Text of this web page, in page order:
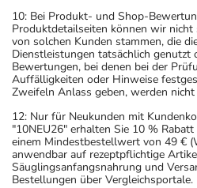
- Vorsicht bei Allergie gegen
Stoffe!
- Vorsicht bei Allergie gegen
haltige Stoffe!
- Vorsicht bei einer
Sie den Zuckergehalt
- Es kann Arzneimittel geben,
Wechselwirkungen auftreten.
generell vor der Behandlung
10: Bei Produkt- und Shop-
Produktdetailseiten können wir nicht
von solchen Kunden stammen, die
Dienstleistungen tatsächlich genutzt
Bewertungen, bei denen bei der
Auffälligkeiten oder Hinweise
Zweifeln Anlass geben, werden
12: Nur für Neukunden mit
"10NEU26" erhalten Sie 10 %
einem Mindestbestellwert von 49 €
anwendbar auf rezeptpflichtige
Säuglingsanfangsnahrung und
Bestellungen über